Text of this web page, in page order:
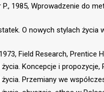
P., 1985, Wprowadzenie do
O nowych stylach
Field Research, Prentice
Koncepcje i propozycje,
Przemiany we